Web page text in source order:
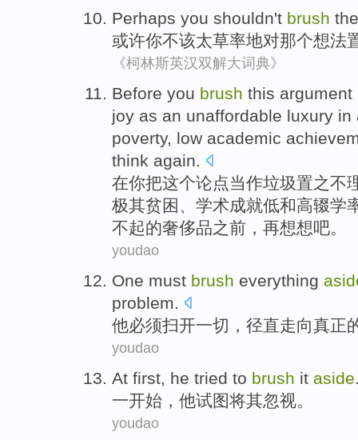
Perhaps you shouldn't brush
或许你不该太草率地对那个想法
《柯林斯英汉双解大词典》
Before you brush this argument
joy as an unaffordable luxury in
poverty, low academic
think again.
在你把这个论点当作垃圾置之不
极其贫困 、 学术成就低和高辍学
不起的奢侈品之前， 再想想吧。
youdao
One must brush everything
problem.
他必须扫开一切 ， 径直走向真正
youdao
At first he tried to brush it aside
一开始， 他试图将其忽视。
youdao